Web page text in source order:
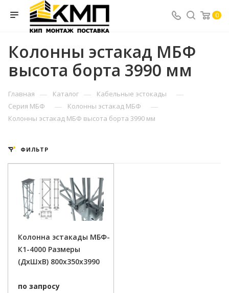
0
Колонны эстакад МБФ
высота борта 3990 мм
Главная — Каталог — Кабельные эстокады —
Серия МБФ — Колонны эстакад МБФ —
Колонны эстакад МБФ высота борта 3990 мм
ФИЛЬТР
Колонна эстакады МБФ-
К1-4000 Размеры
(ДxШxВ) 800x350x3990
по запросу